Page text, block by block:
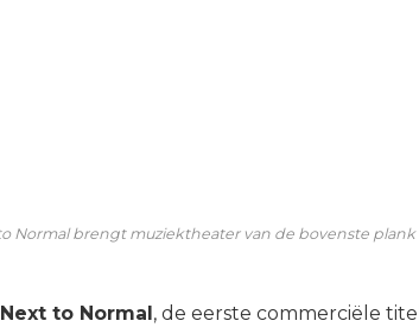
Normal brengt muziektheater van de bovenste plank
Next to Normal, de eerste commerciële titel